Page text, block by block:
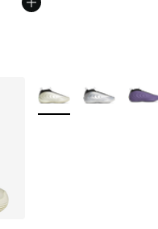
Weitere Farben